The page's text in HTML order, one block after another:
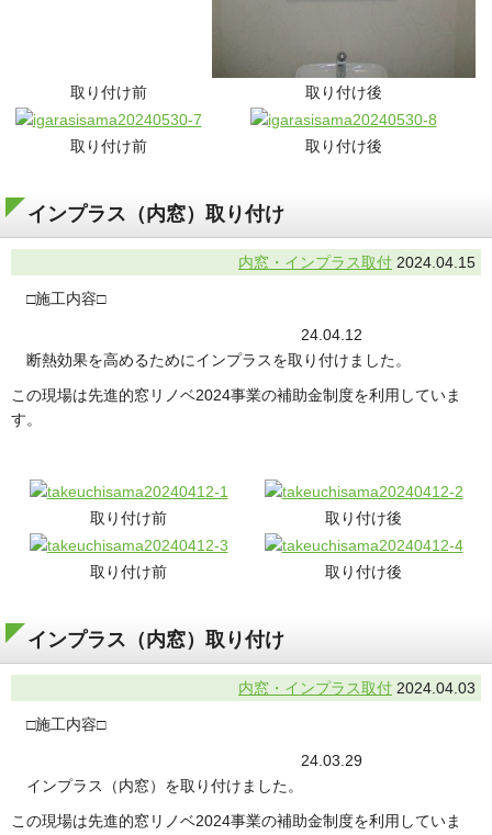
取り付け前 取り付け後
取り付け前 取り付け後
インプラス（内窓）取り付け
内窓・インプラス取付 2024.04.15
□施工内容□
24.04.12
断熱効果を高めるためにインプラスを取り付けました。
この現場は先進的窓リノベ2024事業の補助金制度を利用していま
す。
取り付け前 取り付け後
取り付け前 取り付け後
インプラス（内窓）取り付け
内窓・インプラス取付 2024.04.03
□施工内容□
24.03.29
インプラス（内窓）を取り付けました。
この現場は先進的窓リノベ2024事業の補助金制度を利用していま